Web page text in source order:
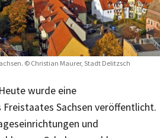
© Christian Maurer, Stadt Delitzsch
wurde eine
Sachsen veröffentlicht.
und